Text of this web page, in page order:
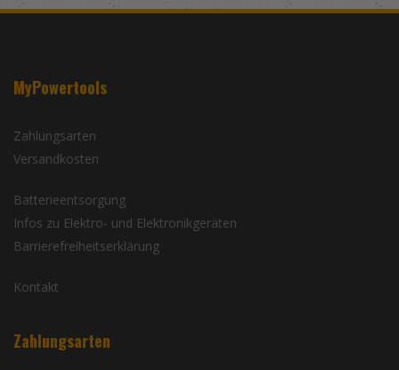
MyPowertools
Zahlungsarten
Versandkosten
Batterieentsorgung
Infos zu Elektro- und Elektronikgeräten
Barrierefreiheitserklärung
Kontakt
Zahlungsarten